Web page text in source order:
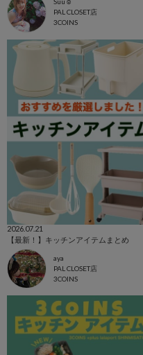
Suu☺︎
PAL CLOSET店
3COINS
2026.07.21
【最新！】キッチンアイテムまとめ
aya
PAL CLOSET店
3COINS